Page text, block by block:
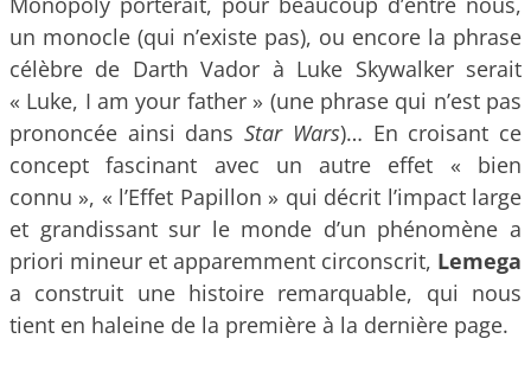
un monocle (qui n’existe pas), ou encore la phrase
célèbre de Darth Vador à Luke Skywalker serait
« Luke, I am your father » (une phrase qui n’est pas
prononcée ainsi dansStar Wars)… En croisant ce
concept fascinant avec un autre effet « bien
connu », « l’Effet Papillon » qui décrit l’impact large
et grandissant sur le monde d’un phénomène a
priori mineur et apparemment circonscrit, Lemega
a construit une histoire remarquable, qui nous
tient en haleine de la première à la dernière page.